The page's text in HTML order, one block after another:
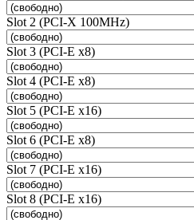
Slot 2 (PCI-X 100MHz)
Slot 3 (PCI-E x8)
Slot 4 (PCI-E x8)
Slot 5 (PCI-E x16)
Slot 6 (PCI-E x8)
Slot 7 (PCI-E x16)
Slot 8 (PCI-E x16)